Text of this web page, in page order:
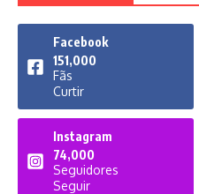
Facebook
151,000
Fãs
Curtir
Instagram
74,000
Seguidores
Seguir